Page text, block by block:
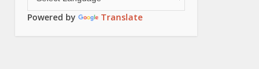
Powered by Translate